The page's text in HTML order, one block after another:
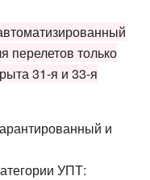
перелетов только
31-я и 33-я
и
УПТ: